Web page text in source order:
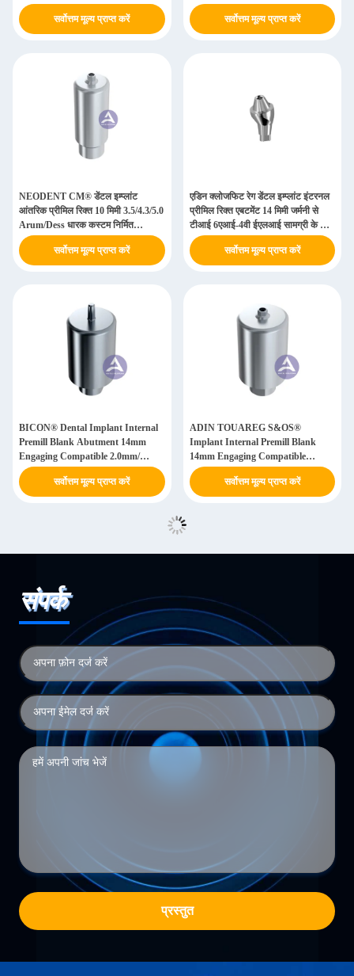
3.5mm/ 4.3&5.0mm
सर्वोत्तम मूल्य प्राप्त करें
सर्वोत्तम मूल्य प्राप्त करें
NEODENT CM® डेंटल इम्प्लांट
आंतरिक प्रीमिल रिक्त 10 मिमी 3.5/4.3/5.0
Arum/Dess धारक कस्टम निर्मित
Abutment
सर्वोत्तम मूल्य प्राप्त करें
एडिन क्लोजफिट रेग डेंटल इम्प्लांट इंटरनल
प्रीमिल रिक्त एबटमेंट 14 मिमी जर्मनी से
टीआई 6एआई-4वी ईएलआई सामग्री के साथ
संलग्न
सर्वोत्तम मूल्य प्राप्त करें
BICON® Dental Implant Internal
Premill Blank Abutment 14mm
Engaging Compatible 2.0mm/
2.5mm/ 3.0mm
सर्वोत्तम मूल्य प्राप्त करें
ADIN TOUAREG S&OS®
Implant Internal Premill Blank
14mm Engaging Compatible
3.5mm/ 3.75mm/ 4.2mm/ 5.0mm/
6.0mm
सर्वोत्तम मूल्य प्राप्त करें
संपर्क
प्रस्तुत